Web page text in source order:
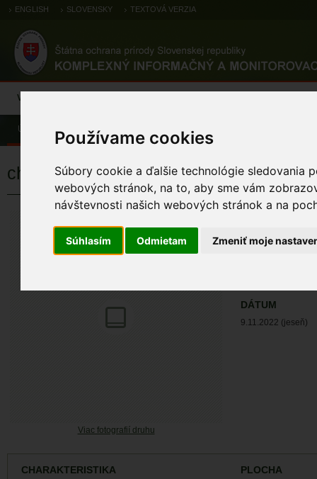
Používame cookies
Súbory cookie a ďalšie technológie sledovania
webových stránok, na to, aby sme vám
návštevnosti našich webových stránok a na
Súhlasím Odmietam Zmeniť moje
ENGLISH SLOVENSKY TEXTOVÁ VERZIA
Výsledky monitoringu
Úvod Pozorovania a výskytové dáta
chochlačka sivá
Viac fotografií druhu
DÁTUM
9.11.2022 (jeseň)
CHARAKTERISTIKA PLOCHA